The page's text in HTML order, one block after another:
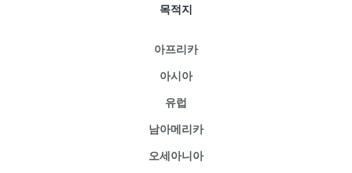
목적지
아프리카
아시아
유럽
남아메리카
오세아니아